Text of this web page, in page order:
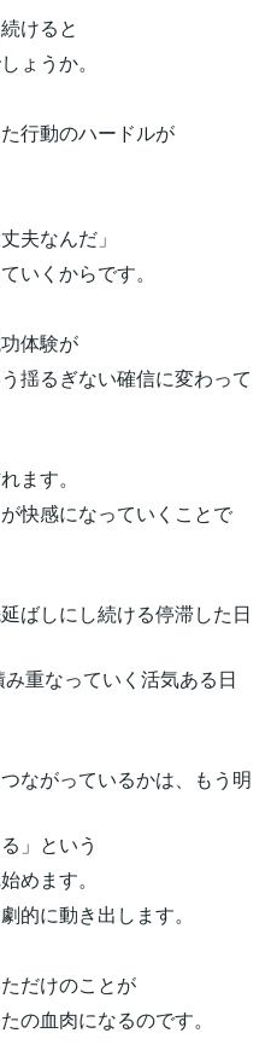
けると
ょうか。
行動のハードルが
夫なんだ」
いくからです。
体験が
揺るぎない確信に変わって
ます。
快感になっていくことで
ばしにし続ける停滞した日
重なっていく活気ある日
ながっているかは、もう明
」という
めます。
的に動き出します。
だけのことが
の血肉になるのです。